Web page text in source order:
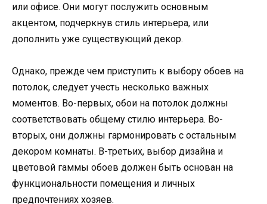
или офисе. Они могут послужить основным
акцентом, подчеркнув стиль интерьера, или
дополнить уже существующий декор.
Однако, прежде чем приступить к выбору обоев на
потолок, следует учесть несколько важных
моментов. Во-первых, обои на потолок должны
соответствовать общему стилю интерьера. Во-
вторых, они должны гармонировать с остальным
декором комнаты. В-третьих, выбор дизайна и
цветовой гаммы обоев должен быть основан на
функциональности помещения и личных
предпочтениях хозяев.